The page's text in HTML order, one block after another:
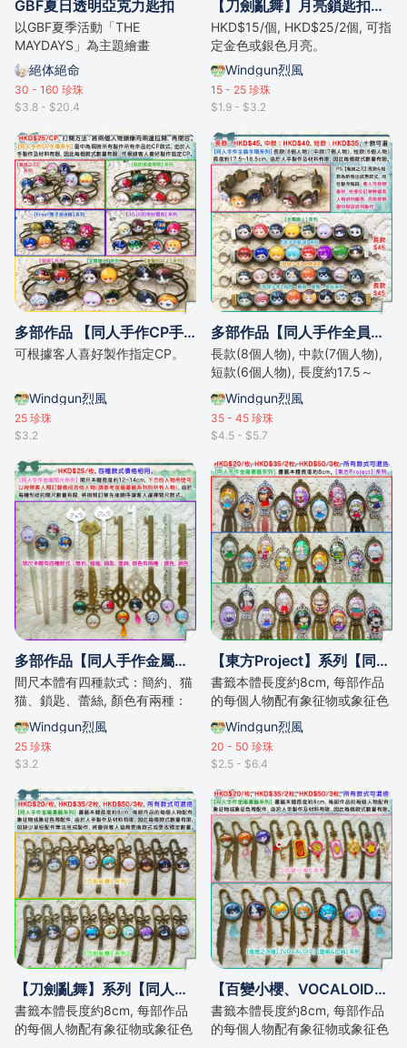
GBF夏日透明亞克力匙扣
以GBF夏季活動「THE
MAYDAYS」為主題繪畫
絕体絕命
30 - 160 珍珠
$3.8 - $20.4
【刀劍亂舞】月亮鎖匙扣系列
HKD$15/個, HKD$25/2個, 可指
定金色或銀色月亮。
Windgun烈風
15 - 25 珍珠
$1.9 - $3.2
多部作品 【同人手作CP手環系列】
可根據客人喜好製作指定CP。
Windgun烈風
25 珍珠
$3.2
多部作品【同人手作全員手環系列】
長款(8個人物), 中款(7個人物),
短款(6個人物), 長度約17.5～
18.5cm
Windgun烈風
35 - 45 珍珠
$4.5 - $5.7
多部作品【同人手作金屬書籤系列】
間尺本體有四種款式：簡約、猫
猫、鎖匙、蕾絲, 顏色有兩種：
銀色、銅色。
Windgun烈風
25 珍珠
$3.2
【東方Project】系列【同人手作金屬書籤系列】
書籤本體長度約8cm, 每部作品
的每個人物配有象征物或象征色
等配件。
Windgun烈風
20 - 50 珍珠
$2.5 - $6.4
【刀劍亂舞】系列【同人手作金屬書籤系列】
書籤本體長度約8cm, 每部作品
的每個人物配有象征物或象征色
【百變小櫻、VOCALOID、雷姆&拉姆、鬼燈之冷徹】系列【同人手作金屬書籤系列】
書籤本體長度約8cm, 每部作品
的每個人物配有象征物或象征色